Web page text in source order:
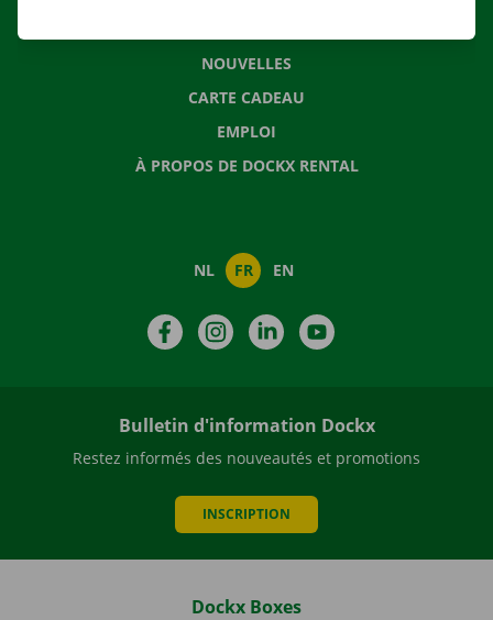
NOUVELLES
CARTE CADEAU
EMPLOI
À PROPOS DE DOCKX RENTAL
NL FR EN
FacebookInstagramLinkedIn
Bulletin d'information Dockx
Restez informés des nouveautés et promotions
INSCRIPTION
Dockx Boxes